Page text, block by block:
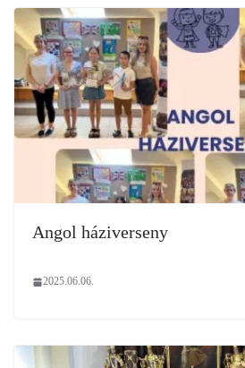
Angol háziverseny
2025.06.06.